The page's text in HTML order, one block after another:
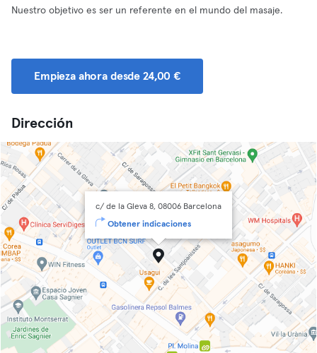
Nuestro objetivo es ser un referente en el mundo del masaje.
Empieza ahora desde 24,00 €
Dirección
c/ de la Gleva 8, 08006 Barcelona
Obtener indicaciones